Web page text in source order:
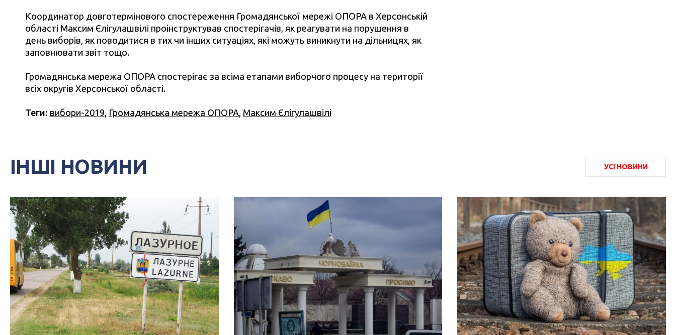
Координатор довготермінового спостереження Громадянської мережі ОПОРА в Херсонській
області Максим Єлігулашвілі проінструктував спостерігачів, як реагувати на порушення в
день виборів, як поводитися в тих чи інших ситуаціях, які можуть виникнути на дільницях, як
заповнювати звіт тощо.
Громадянська мережа ОПОРА спостерігає за всіма етапами виборчого процесу на території
всіх округів Херсонської області.
Теги: вибори-2019, Громадянська мережа ОПОРА, Максим Єлігулашвілі
ІНШІ НОВИНИ УСІ НОВИНИ